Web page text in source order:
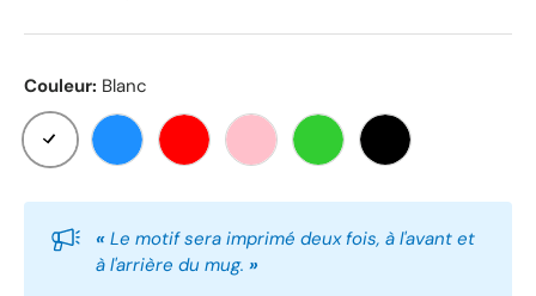
Couleur: Blanc
Blanc Bleu Rouge Rose Vert Noir
« Le motif sera imprimé deux fois, à l'avant et
à l'arrière du mug. »